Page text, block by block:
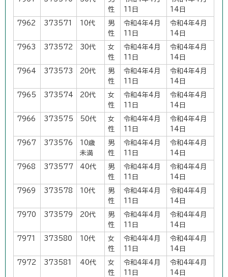
性
11日
14日
7962 373571 10代
男
性
令和4年4月
11日
令和4年4月
14日
7963 373572 30代
女
性
令和4年4月
11日
令和4年4月
14日
7964 373573 20代
男
性
令和4年4月
11日
令和4年4月
14日
7965 373574 20代
女
性
令和4年4月
11日
令和4年4月
14日
7966 373575 50代
女
性
令和4年4月
11日
令和4年4月
14日
7967 373576
10歳
未満
男
性
令和4年4月
11日
令和4年4月
14日
7968 373577 40代
男
性
令和4年4月
11日
令和4年4月
14日
7969 373578 10代
男
性
令和4年4月
11日
令和4年4月
14日
7970 373579 20代
男
性
令和4年4月
11日
令和4年4月
14日
7971 373580 10代
女
性
令和4年4月
11日
令和4年4月
14日
7972 373581 40代
女
性
令和4年4月
11日
令和4年4月
14日